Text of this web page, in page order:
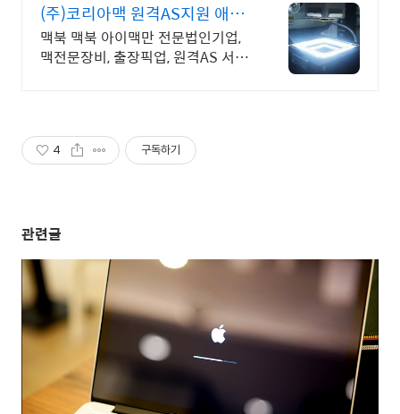
(주)코리아맥 원격AS지원 애플
정식자격보유 신속출장점검
맥북 맥북 아이맥만 전문법인기업,
맥전문장비, 출장픽업, 원격AS 서울,
4 구독하기
관련글